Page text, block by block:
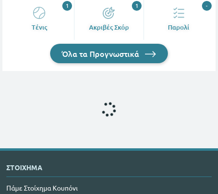
Tένις
1
Ακριβές Σκόρ
1
Παρολί
-
Όλα τα Προγνωστικά
ΣΤΟΙΧΗΜΑ
Πάμε Στοίχημα Κουπόνι